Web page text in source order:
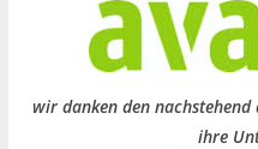
wir danken den
ihre